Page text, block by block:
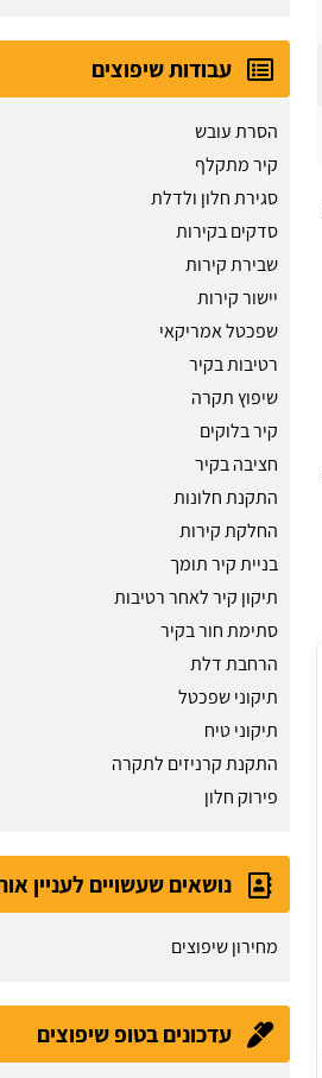
עבודות שיפוצים
הסרת עובש
קיר מתקלף
סגירת חלון ולדלת
סדקים בקירות
שבירת קירות
יישור קירות
שפכטל אמריקאי
רטיבות בקיר
שיפוץ תקרה
קיר בלוקים
חציבה בקיר
התקנת חלונות
החלקת קירות
בניית קיר תומך
תיקון קיר לאחר רטיבות
סתימת חור בקיר
הרחבת דלת
תיקוני שפכטל
תיקוני טיח
התקנת קרניזים לתקרה
פירוק חלון
נושאים שעשויים לעניין
מחירון שיפוצים
עדכונים בטופ שיפוצים